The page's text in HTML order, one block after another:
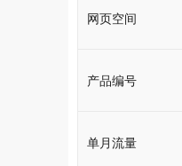
网页空间
产品编号
单月流量